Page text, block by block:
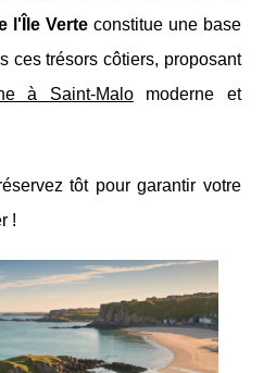
l'ÎleVerte constitue une base
ces trésors côtiers, proposant
à Saint-Malomoderne et
tôt pour garantir votre
!